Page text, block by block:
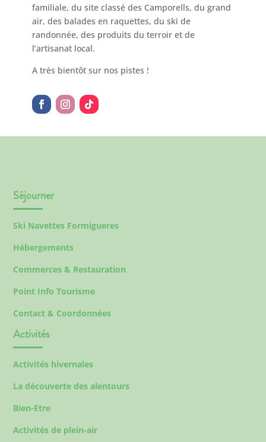
familiale, du site classé des Camporells, du grand
air, des balades en raquettes, du ski de
randonnée, des produits du terroir et de
l’artisanat local.
A très bientôt sur nos pistes !
Séjourner
Ski Navettes Formigueres
Hébergements
Commerces & Restauration
Point Info Tourisme
Contact & Coordonnées
Activités
Activités hivernales
La découverte des alentours
Bien-Etre
Activités de plein-air